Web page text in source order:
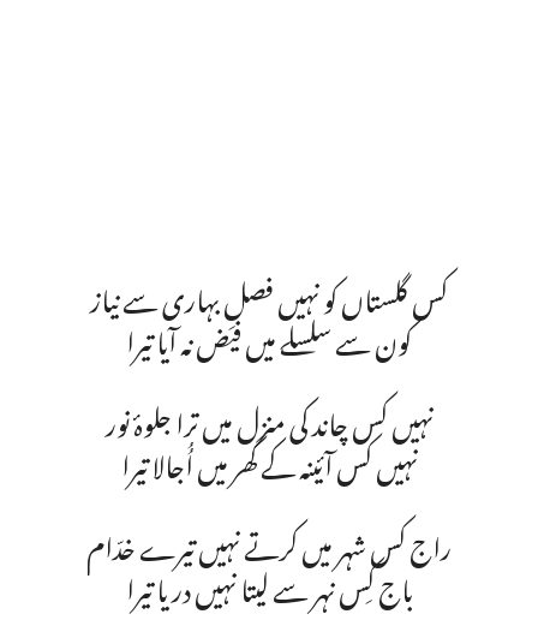
کس گلستاں کو نہیں فصلِ بہاری سے نیاز
کون سے سلسلے میں فیض نہ آیا تیرا
نہیں کس چاند کی منزل میں ترا جلوۂ نور
نہیں کس آئینہ کے گھر میں اُُجالا تیرا
راج کس شہر میں کرتے نہیں تیرے خدّام
باج کِس نہر سے لیتا نہیں دریا تیرا